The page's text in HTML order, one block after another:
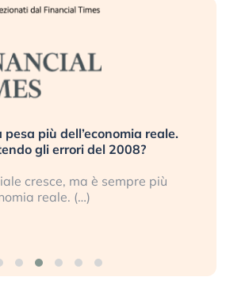
a spegnere Starlink. Gli
il rischio?
a ignorare il rischio